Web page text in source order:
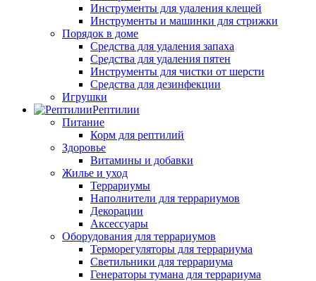
Инструменты для удаления клещей
Инструменты и машинки для стрижки
Порядок в доме
Средства для удаления запаха
Средства для удаления пятен
Инструменты для чистки от шерсти
Средства для дезинфекции
Игрушки
Рептилии
Питание
Корм для рептилий
Здоровье
Витамины и добавки
Жилье и уход
Террариумы
Наполнители для террариумов
Декорации
Аксессуары
Оборудования для террариумов
Терморегуляторы для террариума
Светильники для террариума
Генераторы тумана для террариума